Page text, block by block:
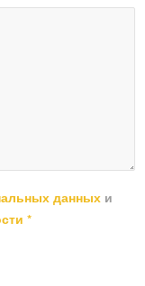
данных и
*